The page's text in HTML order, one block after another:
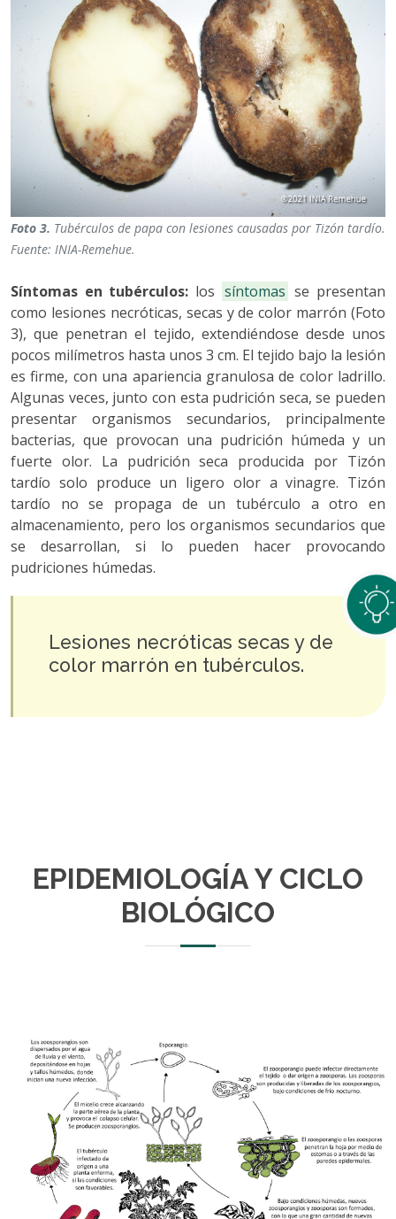
Síntomas en tubérculos: los síntomas se presentan
como lesiones necróticas, secas y de color marrón (Foto
3), que penetran el tejido, extendiéndose desde unos
pocos milímetros hasta unos 3 cm. El tejido bajo la lesión
es firme, con una apariencia granulosa de color ladrillo.
Algunas veces, junto con esta pudrición seca, se pueden
presentar organismos secundarios, principalmente
bacterias, que provocan una pudrición húmeda y un
fuerte olor. La pudrición seca producida por Tizón
tardío solo produce un ligero olor a vinagre. Tizón
tardío no se propaga de un tubérculo a otro en
almacenamiento, pero los organismos secundarios que
se desarrollan, si lo pueden hacer provocando
pudriciones húmedas.
Lesiones necróticas secas y de
color marrón en tubérculos.
Foto 3. Tubérculos de papa con lesiones causadas por Tizón tardío.
Fuente: INIA-Remehue.
EPIDEMIOLOGÍA Y CICLO
BIOLÓGICO